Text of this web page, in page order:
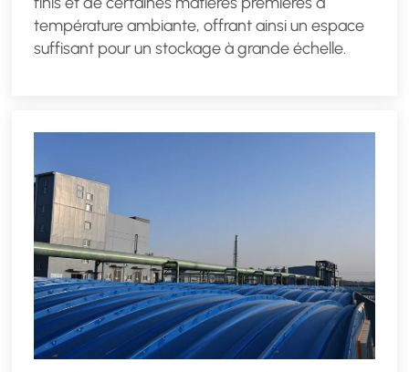
température ambiante, offrant ainsi un espace
suffisant pour un stockage à grande échelle.